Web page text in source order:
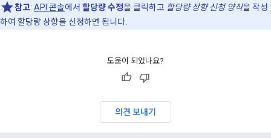
참고: API 콘솔에서 할당량 수정을 클릭하고 할당량 상향 신청 양식을 작성
하여 할당량 상향을 신청하면 됩니다.
도움이 되었나요?
의견 보내기